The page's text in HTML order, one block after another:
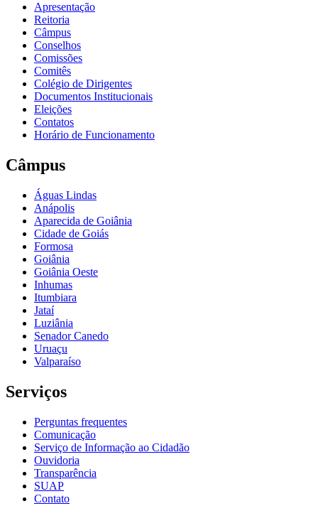
Apresentação
Reitoria
Câmpus
Conselhos
Comissões
Comitês
Colégio de Dirigentes
Documentos Institucionais
Eleições
Contatos
Horário de Funcionamento
Câmpus
Águas Lindas
Anápolis
Aparecida de Goiânia
Cidade de Goiás
Formosa
Goiânia
Goiânia Oeste
Inhumas
Itumbiara
Jataí
Luziânia
Senador Canedo
Uruaçu
Valparaíso
Serviços
Perguntas frequentes
Comunicação
Serviço de Informação ao Cidadão
Ouvidoria
Transparência
SUAP
Contato